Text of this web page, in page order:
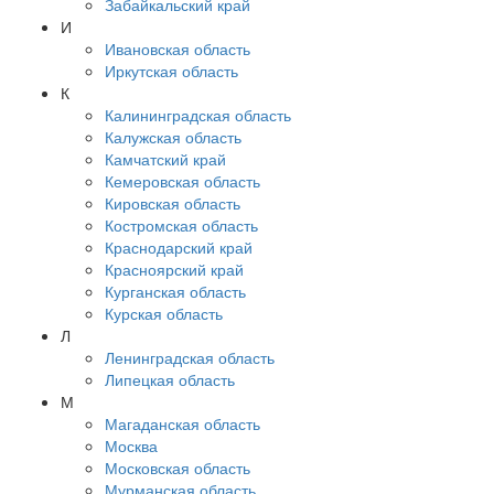
Забайкальский край
И
Ивановская область
Иркутская область
К
Калининградская область
Калужская область
Камчатский край
Кемеровская область
Кировская область
Костромская область
Краснодарский край
Красноярский край
Курганская область
Курская область
Л
Ленинградская область
Липецкая область
М
Магаданская область
Москва
Московская область
Мурманская область